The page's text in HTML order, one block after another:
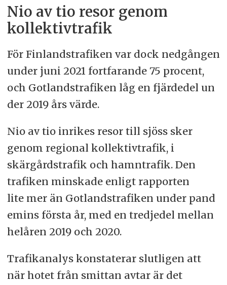
Nio av tio resor genom
kollektivtrafik
För Finlandstrafiken var dock nedgången
under juni 2021 fortfarande 75 procent,
och Gotlandstrafiken låg en fjärdedel un
der 2019 års värde.
Nio av tio inrikes resor till sjöss sker
genom regional kollektivtrafik, i
skärgårdstrafik och hamntrafik. Den
trafiken minskade enligt rapporten
lite mer än Gotlandstrafiken under pand
emins första år, med en tredjedel mellan
helåren 2019 och 2020.
Trafikanalys konstaterar slutligen att
när hotet från smittan avtar är det